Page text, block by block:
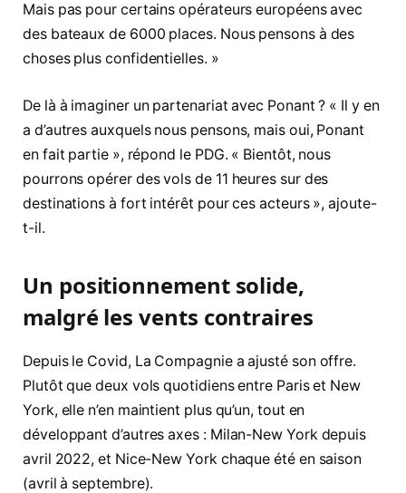
Mais pas pour certains opérateurs européens avec
des bateaux de 6000 places. Nous pensons à des
choses plus confidentielles. »
De là à imaginer un partenariat avec Ponant ? « Il y en
a d’autres auxquels nous pensons, mais oui, Ponant
en fait partie », répond le PDG. « Bientôt, nous
pourrons opérer des vols de 11 heures sur des
destinations à fort intérêt pour ces acteurs », ajoute-
t-il.
Un positionnement solide,
malgré les vents contraires
Depuis le Covid, La Compagnie a ajusté son offre.
Plutôt que deux vols quotidiens entre Paris et New
York, elle n’en maintient plus qu’un, tout en
développant d’autres axes : Milan-New York depuis
avril 2022, et Nice-New York chaque été en saison
(avril à septembre).